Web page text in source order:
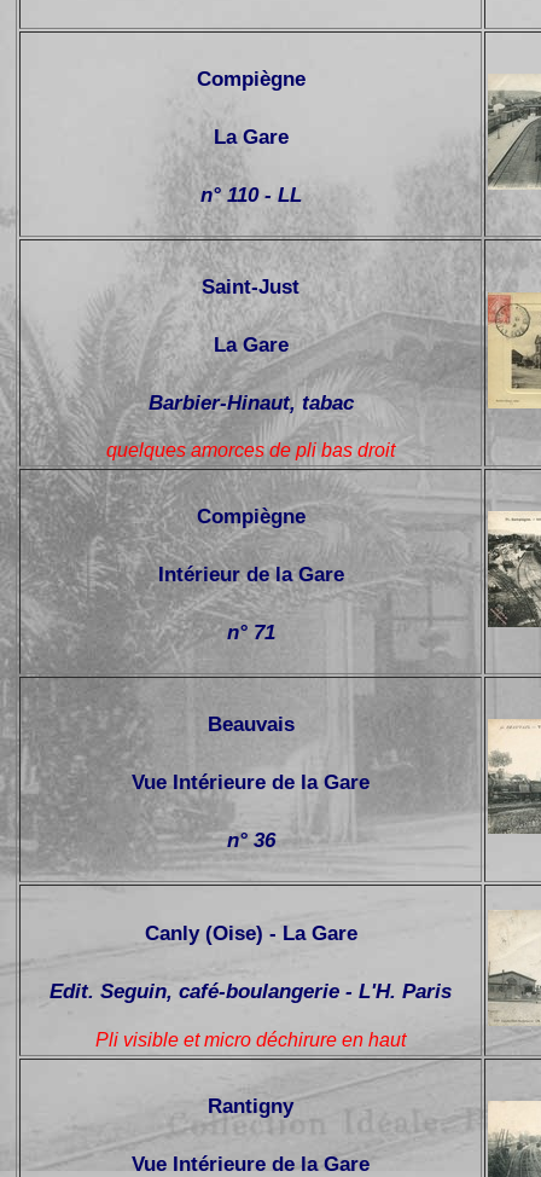
Compiègne
La Gare
n° 110 - LL
Saint-Just
La Gare
Barbier-Hinaut, tabac
quelques amorces de pli bas droit
Compiègne
Intérieur de la Gare
n° 71
Beauvais
Vue Intérieure de la Gare
n° 36
Canly (Oise) - La Gare
Edit. Seguin, café-boulangerie - L'H. Paris
Pli visible et micro déchirure en haut
Rantigny
Vue Intérieure de la Gare